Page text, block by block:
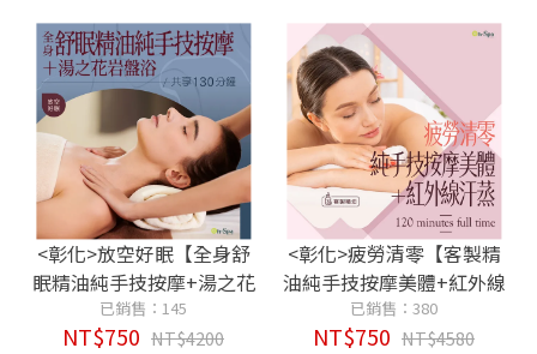
<彰化>放空好眠【全身舒
眠精油純手技按摩+湯之花
岩盤浴】130分鐘750元
已銷售：145
NT$750 NT$4200
<彰化>疲勞清零【客製精
油純手技按摩美體+紅外線
汗蒸】滿時120分鐘750元
已銷售：380
NT$750 NT$4580